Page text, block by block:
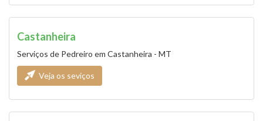
Castanheira
Serviços de Pedreiro em Castanheira - MT
Veja os seviços